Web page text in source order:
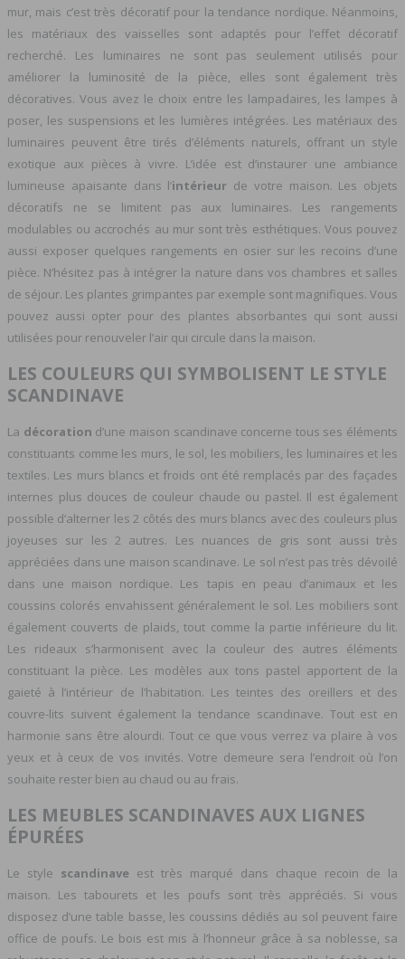
mur, mais c’est très décoratif pour la tendance nordique. Néanmoins,
les matériaux des vaisselles sont adaptés pour l’effet décoratif
recherché. Les luminaires ne sont pas seulement utilisés pour
améliorer la luminosité de la pièce, elles sont également très
décoratives. Vous avez le choix entre les lampadaires, les lampes à
poser, les suspensions et les lumières intégrées. Les matériaux des
luminaires peuvent être tirés d’éléments naturels, offrant un style
exotique aux pièces à vivre. L’idée est d’instaurer une ambiance
lumineuse apaisante dans l’intérieur de votre maison. Les objets
décoratifs ne se limitent pas aux luminaires. Les rangements
modulables ou accrochés au mur sont très esthétiques. Vous pouvez
aussi exposer quelques rangements en osier sur les recoins d’une
pièce. N’hésitez pas à intégrer la nature dans vos chambres et salles
de séjour. Les plantes grimpantes par exemple sont magnifiques. Vous
pouvez aussi opter pour des plantes absorbantes qui sont aussi
utilisées pour renouveler l’air qui circule dans la maison.
LES COULEURS QUI SYMBOLISENT LE STYLE
SCANDINAVE
La décoration d’une maison scandinave concerne tous ses éléments
constituants comme les murs, le sol, les mobiliers, les luminaires et les
textiles. Les murs blancs et froids ont été remplacés par des façades
internes plus douces de couleur chaude ou pastel. Il est également
possible d’alterner les 2 côtés des murs blancs avec des couleurs plus
joyeuses sur les 2 autres. Les nuances de gris sont aussi très
appréciées dans une maison scandinave. Le sol n’est pas très dévoilé
dans une maison nordique. Les tapis en peau d’animaux et les
coussins colorés envahissent généralement le sol. Les mobiliers sont
également couverts de plaids, tout comme la partie inférieure du lit.
Les rideaux s’harmonisent avec la couleur des autres éléments
constituant la pièce. Les modèles aux tons pastel apportent de la
gaieté à l’intérieur de l’habitation. Les teintes des oreillers et des
couvre-lits suivent également la tendance scandinave. Tout est en
harmonie sans être alourdi. Tout ce que vous verrez va plaire à vos
yeux et à ceux de vos invités. Votre demeure sera l’endroit où l’on
souhaite rester bien au chaud ou au frais.
LES MEUBLES SCANDINAVES AUX LIGNES
ÉPURÉES
Le style scandinave est très marqué dans chaque recoin de la
maison. Les tabourets et les poufs sont très appréciés. Si vous
disposez d’une table basse, les coussins dédiés au sol peuvent faire
office de poufs. Le bois est mis à l’honneur grâce à sa noblesse, sa